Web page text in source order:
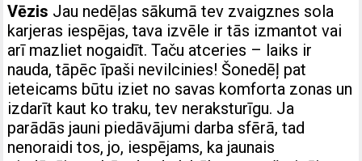
Vēzis Jau nedēļas sākumā tev zvaigznes sola
karjeras iespējas, tava izvēle ir tās izmantot vai
arī mazliet nogaidīt. Taču atceries – laiks ir
nauda, tāpēc īpaši nevilcinies! Šonedēļ pat
ieteicams būtu iziet no savas komforta zonas un
izdarīt kaut ko traku, tev neraksturīgu. Ja
parādās jauni piedāvājumi darba sfērā, tad
nenoraidi tos, jo, iespējams, ka jaunais